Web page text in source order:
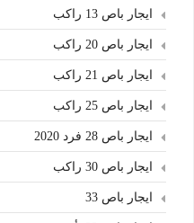
ايجار باص 13 راكب
ايجار باص 20 راكب
ايجار باص 21 راكب
ايجار باص 25 راكب
ايجار باص 28 فرد 2020
ايجار باص 30 راكب
ايجار باص 33